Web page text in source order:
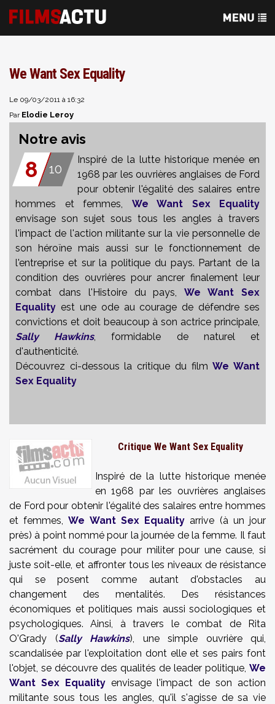
We Want Sex Equality
Le 09/03/2011 à 16:32
Par Elodie Leroy
Notre avis
8 10
Inspiré de la lutte historique menée en
1968 par les ouvrières anglaises de Ford
pour obtenir l'égalité des salaires entre
hommes et femmes, We Want Sex Equality
envisage son sujet sous tous les angles à travers
l'impact de l'action militante sur la vie personnelle de
son héroïne mais aussi sur le fonctionnement de
l'entreprise et sur la politique du pays. Partant de la
condition des ouvrières pour ancrer finalement leur
combat dans l'Histoire du pays,We Want Sex
Equality est une ode au courage de défendre ses
convictions et doit beaucoup à son actrice principale,
Sally Hawkins, formidable de naturel et
d'authenticité.
Découvrez ci-dessous la critique du filmWe Want
Sex Equality
Critique We Want Sex Equality
Inspiré de la lutte historique menée
en 1968 par les ouvrières anglaises
de Ford pour obtenir l'égalité des salaires entre hommes
et femmes,We Want Sex Equality arrive (à un jour
près) à point nommé pour la journée de la femme. Il faut
sacrément du courage pour militer pour une cause, si
juste soit-elle, et affronter tous les niveaux de résistance
qui se posent comme autant d'obstacles au
changement des mentalités. Des résistances
économiques et politiques mais aussi sociologiques et
psychologiques. Ainsi, à travers le combat de Rita
O'Grady (Sally Hawkins), une simple ouvrière qui,
scandalisée par l'exploitation dont elle et ses pairs font
l'objet, se découvre des qualités de leader politique, We
Want Sex Equalityenvisage l'impact de son action
militante sous tous les angles, qu'il s'agisse de sa vie